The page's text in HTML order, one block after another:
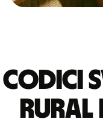
Codici